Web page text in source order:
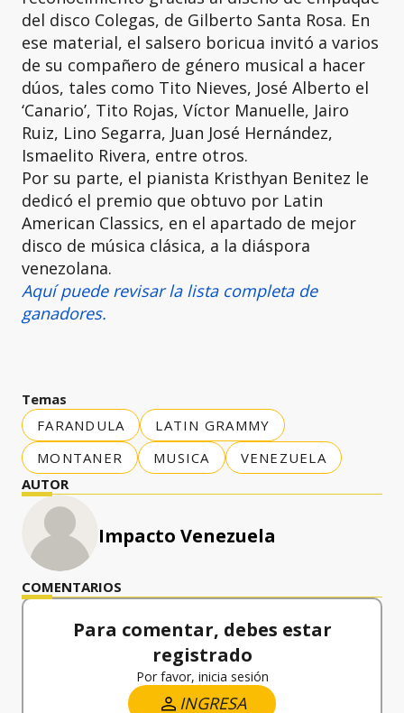
del disco Colegas, de Gilberto Santa Rosa. En
ese material, el salsero boricua invitó a varios
de su compañero de género musical a hacer
dúos, tales como Tito Nieves, José Alberto el
‘Canario’, Tito Rojas, Víctor Manuelle, Jairo
Ruiz, Lino Segarra, Juan José Hernández,
Ismaelito Rivera, entre otros.
Por su parte, el pianista Kristhyan Benitez le
dedicó el premio que obtuvo por Latin
American Classics, en el apartado de mejor
disco de música clásica, a la diáspora
venezolana.
Aquí puede revisar la lista completa de
ganadores.
Temas
FARANDULA
LATIN GRAMMY
MONTANER
MUSICA
VENEZUELA
AUTOR
Impacto Venezuela
COMENTARIOS
Para comentar, debes estar
registrado
Por favor, inicia sesión
INGRESA